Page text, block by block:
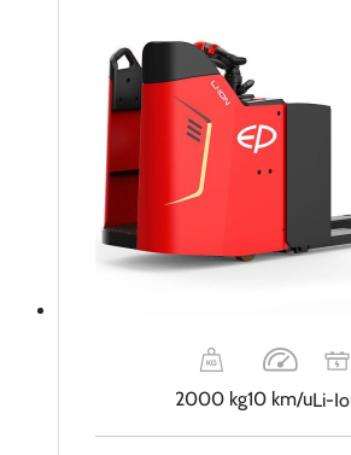
2000 kg10 km/uLi-